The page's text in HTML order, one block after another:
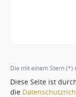
Die mit einem Stern (*)
Diese Seite ist
die